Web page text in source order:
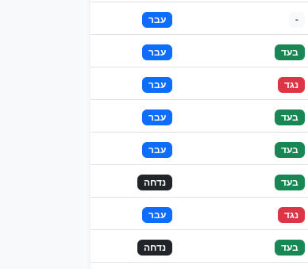
- עבר
בעד עבר
נגד עבר
בעד עבר
בעד עבר
בעד נדחה
נגד עבר
בעד נדחה